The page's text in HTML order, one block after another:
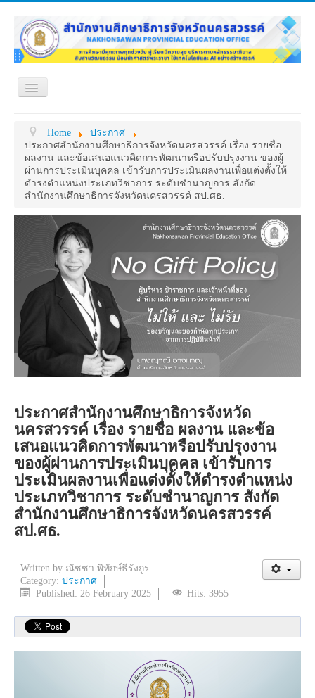
Toggle
หน่วยงานภายใน
MY OFFICE
ดาวน์โหลด
กระดาน ถาม-ตอบ
ข้อมูลการติดต่อ
Home
ประกาศ
ประกาศสำนักงานศึกษาธิการจังหวัดนครสวรรค์ เรื่อง รายชื่อ
ผลงาน และข้อเสนอแนวคิดการพัฒนาหรือปรับปรุงงาน ของผู้
ผ่านการประเมินบุคคล เข้ารับการประเมินผลงานเพื่อแต่งตั้งให้
ดำรงตำแหน่งประเภทวิชาการ ระดับชำนาญการ สังกัด
สำนักงานศึกษาธิการจังหวัดนครสวรรค์ สป.ศธ.
ประกาศสำนักงานศึกษาธิการจังหวัด
นครสวรรค์ เรื่อง รายชื่อ ผลงาน และข้อ
เสนอแนวคิดการพัฒนาหรือปรับปรุงงาน
ของผู้ผ่านการประเมินบุคคล เข้ารับการ
ประเมินผลงานเพื่อแต่งตั้งให้ดำรงตำแหน่ง
ประเภทวิชาการ ระดับชำนาญการ สังกัด
สำนักงานศึกษาธิการจังหวัดนครสวรรค์
สป.ศธ.
Written by ณัชชา พิทักษ์ธีรังกูร
Category: ประกาศ
Published: 26 February 2025
Hits: 3955